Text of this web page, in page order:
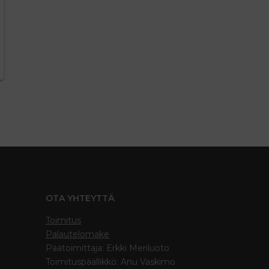
OTA YHTEYTTÄ
Toimitus
Palautelomake
Päätoimittaja: Erkki Meriluoto
Toimituspäällikkö: Anu Vaskimo